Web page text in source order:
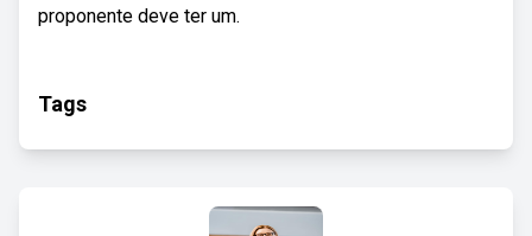
proponente deve ter um.
Tags